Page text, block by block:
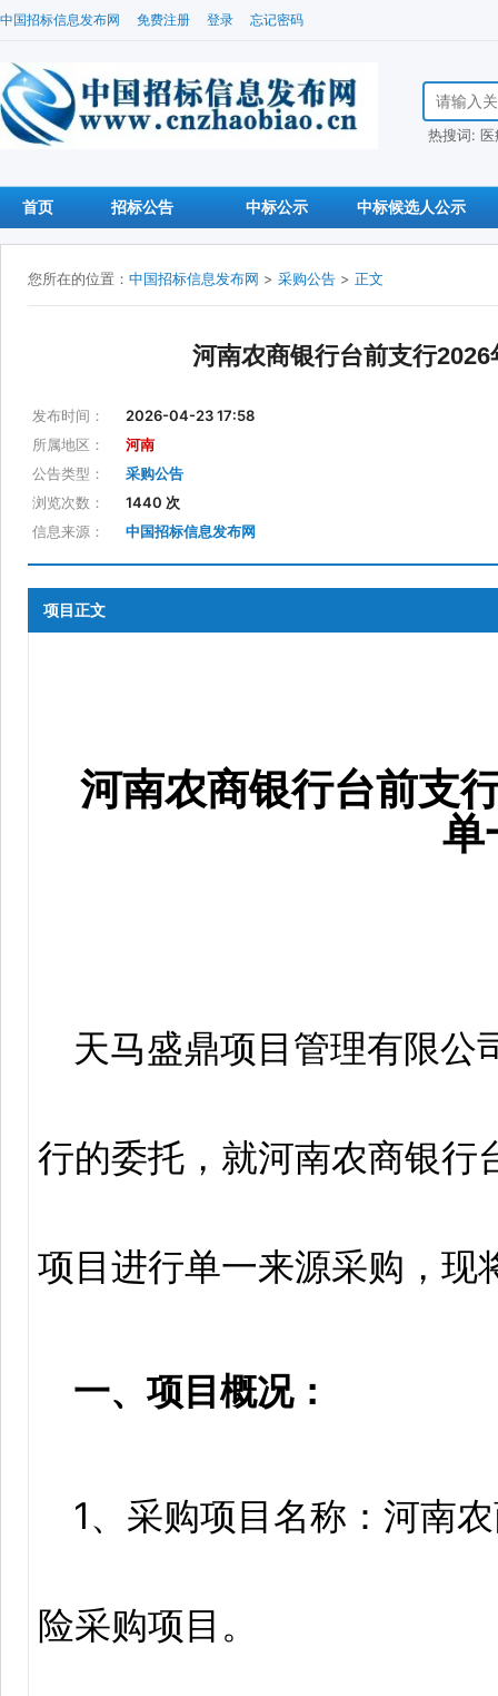
中国招标信息发布网 免费注册 登录 忘记密码
搜索招标信
热搜词:
首页 招标公告 中标公示 中标候选人公示
您所在的位置： 中国招标信息发布网 > 采购公告 > 正文
河南农商银行台前支行
发布时间：
2026-04-23 17:58
所属地区：
河南
公告类型：
采购公告
浏览次数：
1440 次
信息来源：
中国招标信息发布网
项目正文